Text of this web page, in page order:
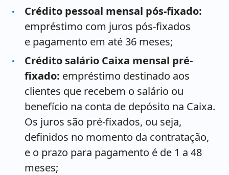
Crédito pessoal mensal pós-fixado:
empréstimo com juros pós-fixados
e pagamento em até 36 meses;
Crédito salário Caixa mensal pré-
fixado: empréstimo destinado aos
clientes que recebem o salário ou
benefício na conta de depósito na Caixa.
Os juros são pré-fixados, ou seja,
definidos no momento da contratação,
e o prazo para pagamento é de 1 a 48
meses;